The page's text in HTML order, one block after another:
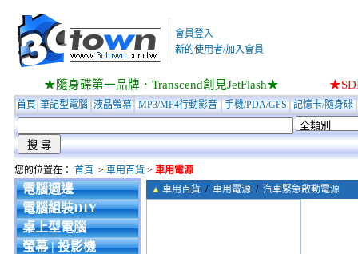
會員登入
新的使用者/加入會員
★隨身碟第一品牌．Transcend創見JetFlash★
首頁 筆記型電腦 液晶螢幕 MP3/MP4行動影音 手機/PDA/GPS 記憶卡/隨身碟
您的位置在： 首頁 > 車用百貨> 車用電源
電腦週邊
電腦組裝DIY
桌上型電腦
螢幕 | 投影機
▲ 車用百貨 / 車用電源 / 汽車緊急啟動電源